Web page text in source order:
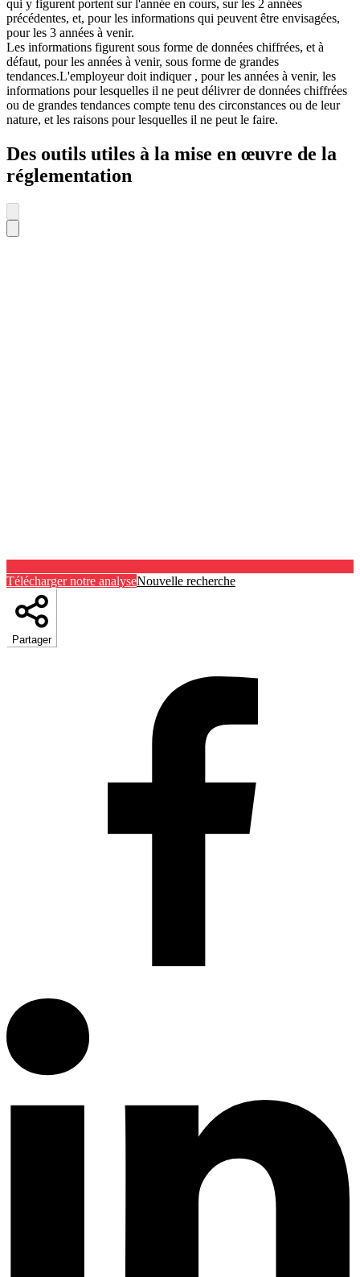
qui y figurent portent sur l'année en cours, sur les 2 années
précédentes, et, pour les informations qui peuvent être envisagées,
pour les 3 années à venir.
Les informations figurent sous forme de données chiffrées, et à
défaut, pour les années à venir, sous forme de grandes
tendances.L'employeur doit indiquer , pour les années à venir, les
informations pour lesquelles il ne peut délivrer de données chiffrées
ou de grandes tendances compte tenu des circonstances ou de leur
nature, et les raisons pour lesquelles il ne peut le faire.
Des outils utiles à la mise en œuvre de la
réglementation
Télécharger notre analyseNouvelle recherche
Partager